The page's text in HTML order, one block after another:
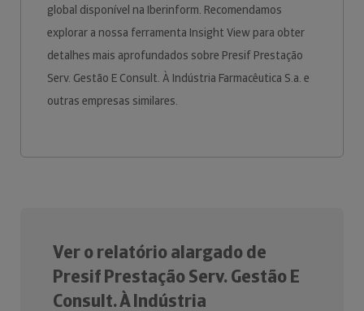
global disponível na Iberinform. Recomendamos
explorar a nossa ferramenta Insight View para obter
detalhes mais aprofundados sobre Presif Prestação
Serv. Gestão E Consult. À Indústria Farmacêutica S.a. e
outras empresas similares.
Ver o relatório alargado de
Presif Prestação Serv. Gestão E
Consult. À Indústria